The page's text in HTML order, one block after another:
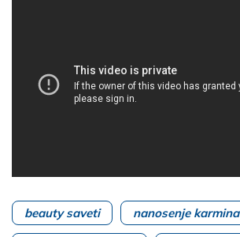
beauty saveti nanosenje karmina